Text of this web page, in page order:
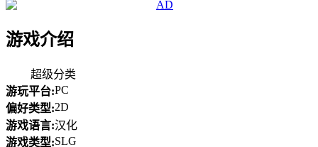
游戏介绍
超级分类
游玩平台:PC
偏好类型:2D
游戏语言:汉化
游戏类型:SLG